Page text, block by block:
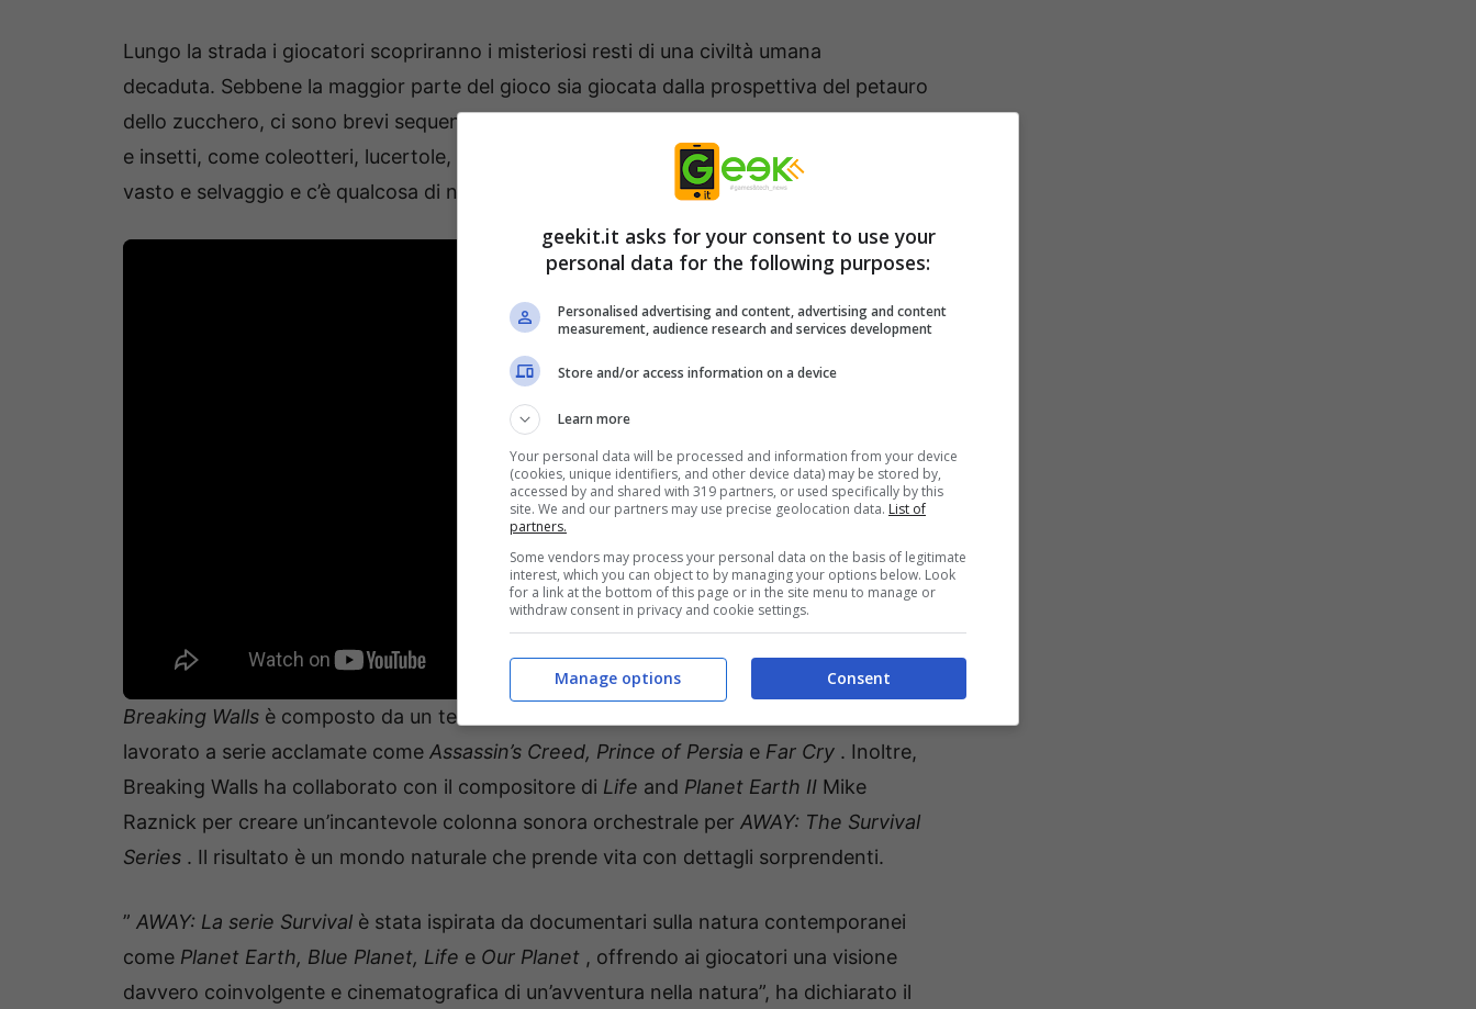
Lungo la strada i giocatori scopriranno i misteriosi resti di una civiltà umana
decaduta. Sebbene la maggior parte del gioco sia giocata dalla prospettiva del petauro
dello zucchero, ci sono brevi sequenze in cui i giocatori possono controllare altri animali
e insetti, come coleotteri, lucertole, volpi, granchi e altro ancora. Il mondo di
vasto e selvaggio e c’è qualcosa di nuovo da scoprire dietro ogni angolo.
Breaking Walls è composto da un team stellare di veterani del settore che hanno
lavorato a serie acclamate come Assassin’s Creed, Prince of Persia e Far Cry . Inoltre,
Breaking Walls ha collaborato con il compositore di Life and Planet Earth II Mike
Raznick per creare un’incantevole colonna sonora orchestrale per AWAY: The Survival
Series . Il risultato è un mondo naturale che prende vita con dettagli sorprendenti.
” AWAY: La serie Survival è stata ispirata da documentari sulla natura contemporanei
come Planet Earth, Blue Planet, Life e Our Planet , offrendo ai giocatori una visione
davvero coinvolgente e cinematografica di un’avventura nella natura”, ha dichiarato il
geekit.it asks for your consent to use your
personal data for the following purposes:
Personalised advertising and content, advertising and content
measurement, audience research and services development
Store and/or access information on a device
Learn more
Your personal data will be processed and information from your device
(cookies, unique identifiers, and other device data) may be stored by,
accessed by and shared with 319 partners, or used specifically by this
site. We and our partners may use precise geolocation data. List of
partners.
Some vendors may process your personal data on the basis of legitimate
interest, which you can object to by managing your options below. Look
for a link at the bottom of this page or in the site menu to manage or
withdraw consent in privacy and cookie settings.
Consent
Manage options